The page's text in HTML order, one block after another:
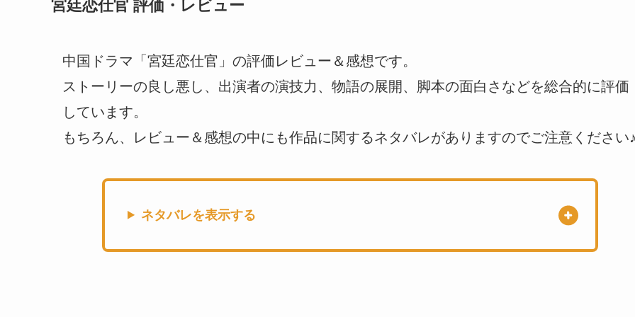
宮廷恋仕官 評価・レビュー
中国ドラマ「宮廷恋仕官」の評価レビュー＆感想です。
ストーリーの良し悪し、出演者の演技力、物語の展開、脚本の面白さなどを総合的に評価
しています。
もちろん、レビュー＆感想の中にも作品に関するネタバレがありますのでご注意ください
ネタバレを表示する